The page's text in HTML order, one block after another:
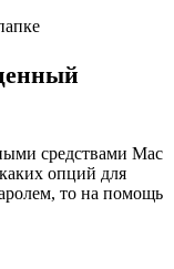
средствами Mac
опций для
то на помощь